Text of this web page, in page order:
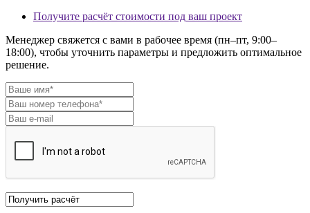
Получите расчёт стоимости под ваш проект
Менеджер свяжется с вами в рабочее время (пн–пт, 9:00–
18:00), чтобы уточнить параметры и предложить оптимальное
решение.